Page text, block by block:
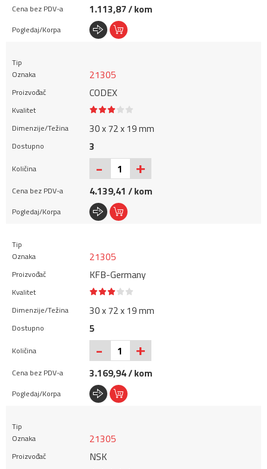
1.113,87 / kom
21305
CODEX
30 x 72 x 19 mm
3
- +
4.139,41 / kom
21305
KFB-Germany
30 x 72 x 19 mm
5
- +
3.169,94 / kom
21305
NSK